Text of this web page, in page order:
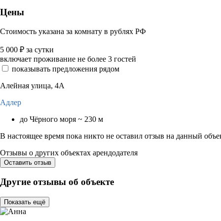
Цены
Стоимость указана за комнату в рублях РФ
5 000 ₽ за сутки
включает проживание не более 3 гостей
показывать предложения рядом
Алейная улица, 4А
Адлер
до Чёрного моря ~ 230 м
В настоящее время пока никто не оставил отзыв на данный
Отзывы о других объектах арендодателя
Оставить отзыв
Другие отзывы об объекте
Показать ещё